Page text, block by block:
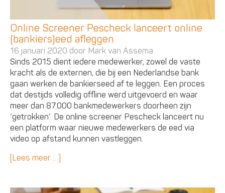
Online Screener Pescheck lanceert online
(bankiers)eed afleggen
16 januari 2020 door Mark van Assema
Sinds 2015 dient iedere medewerker, zowel de vaste
kracht als de externen, die bij een Nederlandse bank
gaan werken de bankierseed af te leggen. Een proces
dat destijds volledig offline werd uitgevoerd en waar
meer dan 87.000 bankmedewerkers doorheen zijn
‘getrokken’. De online screener Pescheck lanceert nu
een platform waar nieuwe medewerkers de eed via
video op afstand kunnen vastleggen.
[Lees meer …]